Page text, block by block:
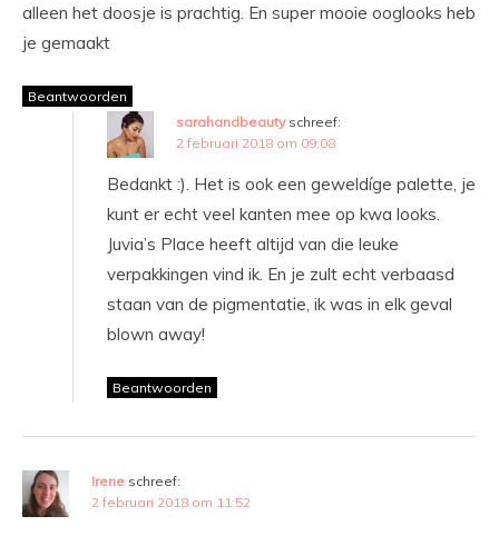
alleen het doosje is prachtig. En super mooie ooglooks heb
je gemaakt
Beantwoorden
sarahandbeauty schreef:
2 februari 2018 om 09:08
Bedankt :). Het is ook een geweldíge palette, je
kunt er echt veel kanten mee op kwa looks.
Juvia’s Place heeft altijd van die leuke
verpakkingen vind ik. En je zult echt verbaasd
staan van de pigmentatie, ik was in elk geval
blown away!
Beantwoorden
Irene schreef:
2 februari 2018 om 11:52